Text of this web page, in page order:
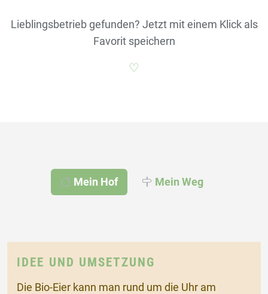
Lieblingsbetrieb gefunden? Jetzt mit einem Klick als
Favorit speichern
♡
Mein Hof Mein Weg
IDEE UND UMSETZUNG
Die Bio-Eier kann man rund um die Uhr am